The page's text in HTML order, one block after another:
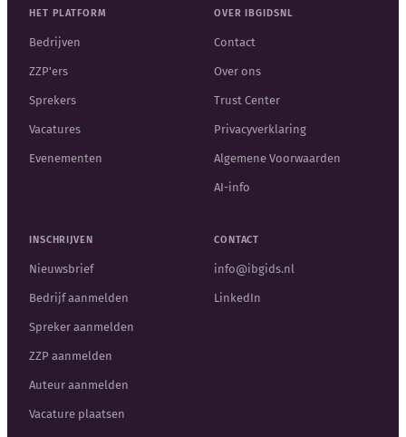
HET PLATFORM
Bedrijven
ZZP'ers
Sprekers
Vacatures
Evenementen
OVER IBGIDSNL
Contact
Over ons
Trust Center
Privacyverklaring
Algemene Voorwaarden
AI-info
INSCHRIJVEN
Nieuwsbrief
Bedrijf aanmelden
Spreker aanmelden
ZZP aanmelden
Auteur aanmelden
Vacature plaatsen
CONTACT
info@ibgids.nl
LinkedIn